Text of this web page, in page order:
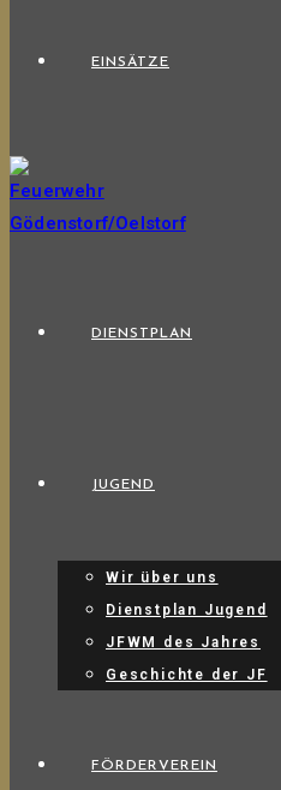
EINSÄTZE
DIENSTPLAN
JUGEND
Wir über uns
Dienstplan Jugend
JFWM des Jahres
Geschichte der JF
FÖRDERVEREIN